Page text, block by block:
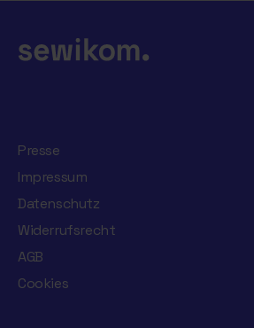
Presse
Impressum
Datenschutz
Widerrufsrecht
AGB
Cookies